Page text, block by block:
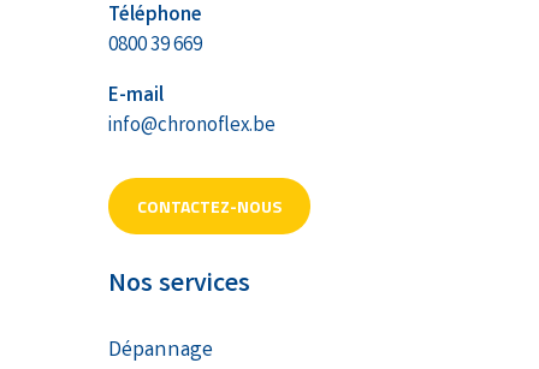
Téléphone
0800 39 669
E-mail
info@chronoflex.be
CONTACTEZ-NOUS
Nos services
Dépannage